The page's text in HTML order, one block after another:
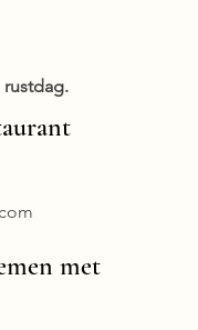
met